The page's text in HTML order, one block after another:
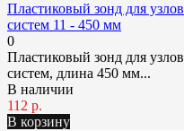
Пластиковый зонд для
систем 11 - 450 мм
0
Пластиковый зонд для
систем, длина 450 мм...
В наличии
112 р.
В корзину